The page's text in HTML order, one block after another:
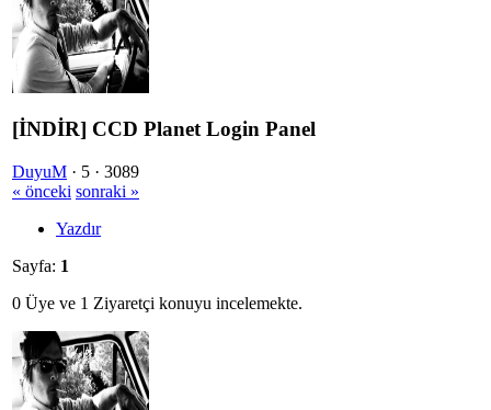
[İNDİR] CCD Planet Login Panel
DuyuM · 5 · 3089
« önceki sonraki »
Yazdır
Sayfa: 1
0 Üye ve 1 Ziyaretçi konuyu incelemekte.